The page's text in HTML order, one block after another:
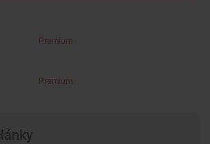
Premium
Premium